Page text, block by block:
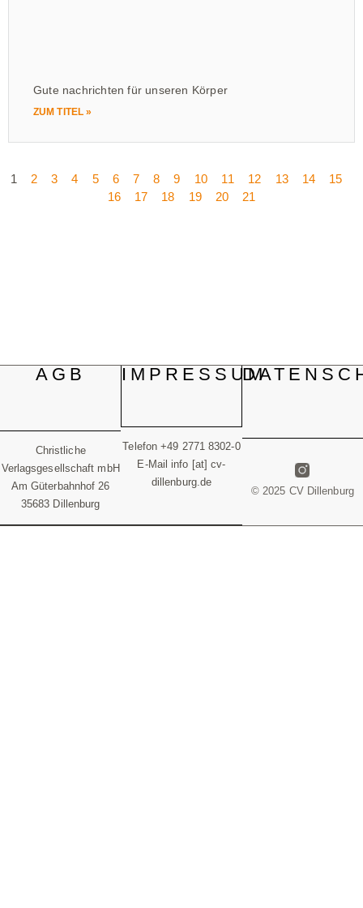
Gute nachrichten für unseren Körper
ZUM TITEL »
1 2 3 4 5 6 7 8 9 10 11 12 13 14
15
16
17 18 19 20 21
AGB
Christliche
Verlagsgesellschaft mbH
Am Güterbahnhof 26
35683 Dillenburg
IMPRESSUM
Telefon +49 2771 8302-0
E-Mail info [at] cv-
dillenburg.de
© 2025 CV Dillenburg